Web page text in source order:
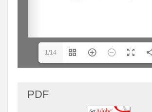
1/14
PDF